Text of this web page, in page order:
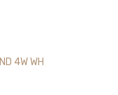
4W WH